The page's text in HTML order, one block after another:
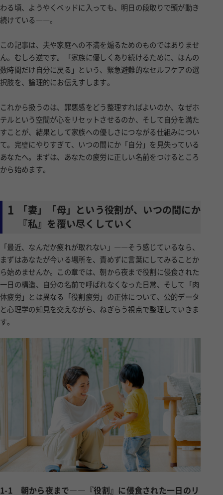
わる頃、ようやくベッドに入っても、明日の段取りで頭が動き
続けている――。
この記事は、夫や家庭への不満を煽るためのものではありませ
ん。むしろ逆です。「家族に優しくあり続けるために、ほんの
数時間だけ自分に戻る」という、緊急避難的なセルフケアの選
択肢を、論理的にお伝えすします。
これから扱うのは、罪悪感をどう整理すればよいのか、なぜホ
テルという空間が心をリセットさせるのか、そして自分を満た
すことが、結果として家族への優しさにつながる仕組みについ
て。完璧にやりすぎて、いつの間にか「自分」を見失っている
あなたへ。まずは、あなたの疲労に正しい名前をつけるところ
から始めます。
1
「妻」「母」という役割が、いつの間にか
『私』を覆い尽くしていく
「最近、なんだか疲れが取れない」――そう感じているなら、
まずはあなたが今いる場所を、責めずに言葉にしてみることか
ら始めませんか。この章では、朝から夜まで役割に侵食された
一日の構造、自分の名前で呼ばれなくなった日常、そして「肉
体疲労」とは異なる「役割疲労」の正体について、公的データ
と心理学の知見を交えながら、ねぎらう視点で整理していきま
す。
1-1
朝から夜まで――『役割』に侵食された一日のリ